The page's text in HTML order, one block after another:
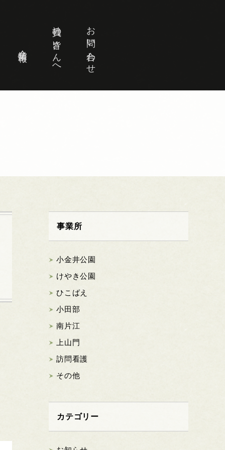
社員の皆さんへ お問い合わせ
事業所
小金井公園
けやき公園
ひこばえ
小田部
南片江
上山門
訪問看護
その他
カテゴリー